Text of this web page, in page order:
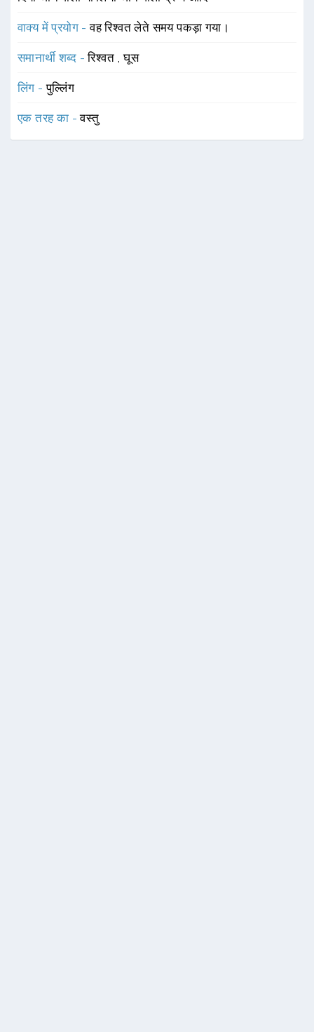
वाक्य में प्रयोग -वह रिश्वत लेते समय पकड़ा गया।
समानार्थी शब्द -रिश्वत ,घूस
लिंग -पुल्लिंग
एक तरह का -वस्तु